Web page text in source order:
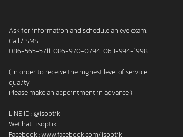
Ask for information and schedule an eye exam.
Call / SMS
086-565-5711,086-970-0794,063-994-1998
( In order to receive the highest level of service
quality
Please make an appointment in advance )
LINE ID :@isoptik
WeChat : isoptik
Facebook :www.facebook.com/isoptik